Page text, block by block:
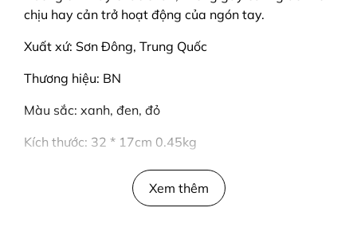
chịu hay cản trở hoạt động của ngón tay.
Xuất xứ: Sơn Đông, Trung Quốc
Thương hiệu: BN
Màu sắc: xanh, đen, đỏ
Kích thước: 32 * 17cm 0.45kg
Được sản xuất từ nhựa cao xu nguyên chất, da tổng
hợp, thiết kế đặc biệt chắc chắn
Xem thêm